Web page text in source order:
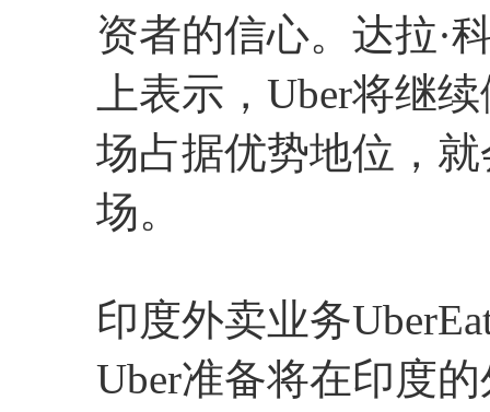
资者的信心。达拉·
上表示，Uber将继
场占据优势地位，
场。
印度外卖业务
Uber准备将在印度